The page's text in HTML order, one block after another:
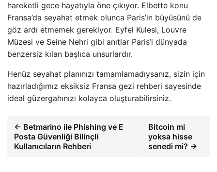
hareketli gece hayatıyla öne çıkıyor. Elbette konu
Fransa’da seyahat etmek olunca Paris’in büyüsünü de
göz ardı etmemek gerekiyor. Eyfel Kulesi, Louvre
Müzesi ve Seine Nehri gibi anıtlar Paris’i dünyada
benzersiz kılan başlıca unsurlardır.
Henüz seyahat planınızı tamamlamadıysanız, sizin için
hazırladığımız eksiksiz Fransa gezi rehberi sayesinde
ideal güzergahınızı kolayca oluşturabilirsiniz.
← Betmarino ile Phishing ve E
Posta Güvenliği Bilinçli
Kullanıcıların Rehberi
Bitcoin mi
yoksa hisse
senedi mi? →